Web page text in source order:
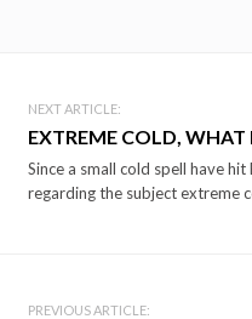
NEXT ARTICLE:
EXTREME COLD, WHAT
Since a small cold spell have
regarding the subject extreme
PREVIOUS ARTICLE: